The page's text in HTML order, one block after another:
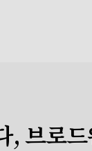
, 브로